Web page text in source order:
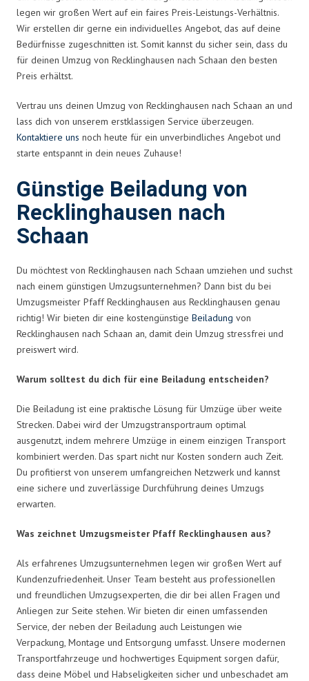
legen wir großen Wert auf ein faires Preis-Leistungs-Verhältnis.
Wir erstellen dir gerne ein individuelles Angebot, das auf deine
Bedürfnisse zugeschnitten ist. Somit kannst du sicher sein, dass du
für deinen Umzug von Recklinghausen nach Schaan den besten
Preis erhältst.
Vertrau uns deinen Umzug von Recklinghausen nach Schaan an und
lass dich von unserem erstklassigen Service überzeugen.
Kontaktiere uns noch heute für ein unverbindliches Angebot und
starte entspannt in dein neues Zuhause!
Günstige Beiladung von
Recklinghausen nach
Schaan
Du möchtest von Recklinghausen nach Schaan umziehen und suchst
nach einem günstigen Umzugsunternehmen? Dann bist du bei
Umzugsmeister Pfaff Recklinghausen aus Recklinghausen genau
richtig! Wir bieten dir eine kostengünstige Beiladung von
Recklinghausen nach Schaan an, damit dein Umzug stressfrei und
preiswert wird.
Warum solltest du dich für eine Beiladung entscheiden?
Die Beiladung ist eine praktische Lösung für Umzüge über weite
Strecken. Dabei wird der Umzugstransportraum optimal
ausgenutzt, indem mehrere Umzüge in einem einzigen Transport
kombiniert werden. Das spart nicht nur Kosten sondern auch Zeit.
Du profitierst von unserem umfangreichen Netzwerk und kannst
eine sichere und zuverlässige Durchführung deines Umzugs
erwarten.
Was zeichnet Umzugsmeister Pfaff Recklinghausen aus?
Als erfahrenes Umzugsunternehmen legen wir großen Wert auf
Kundenzufriedenheit. Unser Team besteht aus professionellen
und freundlichen Umzugsexperten, die dir bei allen Fragen und
Anliegen zur Seite stehen. Wir bieten dir einen umfassenden
Service, der neben der Beiladung auch Leistungen wie
Verpackung, Montage und Entsorgung umfasst. Unsere modernen
Transportfahrzeuge und hochwertiges Equipment sorgen dafür,
dass deine Möbel und Habseligkeiten sicher und unbeschadet am